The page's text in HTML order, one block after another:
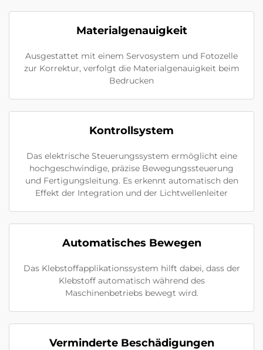
Materialgenauigkeit
Ausgestattet mit einem Servosystem und Fotozelle
zur Korrektur, verfolgt die Materialgenauigkeit beim
Bedrucken
Kontrollsystem
Das elektrische Steuerungssystem ermöglicht eine
hochgeschwindige, präzise Bewegungssteuerung
und Fertigungsleitung. Es erkennt automatisch den
Effekt der Integration und der Lichtwellenleiter
Automatisches Bewegen
Das Klebstoffapplikationssystem hilft dabei, dass der
Klebstoff automatisch während des
Maschinenbetriebs bewegt wird.
Verminderte Beschädigungen